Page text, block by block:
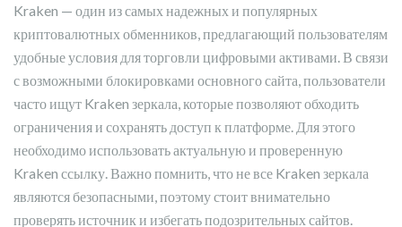
Kraken — один из самых надежных и популярных
криптовалютных обменников, предлагающий пользователям
удобные условия для торговли цифровыми активами. В связи
с возможными блокировками основного сайта, пользователи
часто ищут Kraken зеркала, которые позволяют обходить
ограничения и сохранять доступ к платформе. Для этого
необходимо использовать актуальную и проверенную
Kraken ссылку. Важно помнить, что не все Kraken зеркала
являются безопасными, поэтому стоит внимательно
проверять источник и избегать подозрительных сайтов.